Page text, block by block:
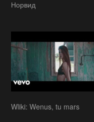
Норвид
Wliki: Wenus, tu mars